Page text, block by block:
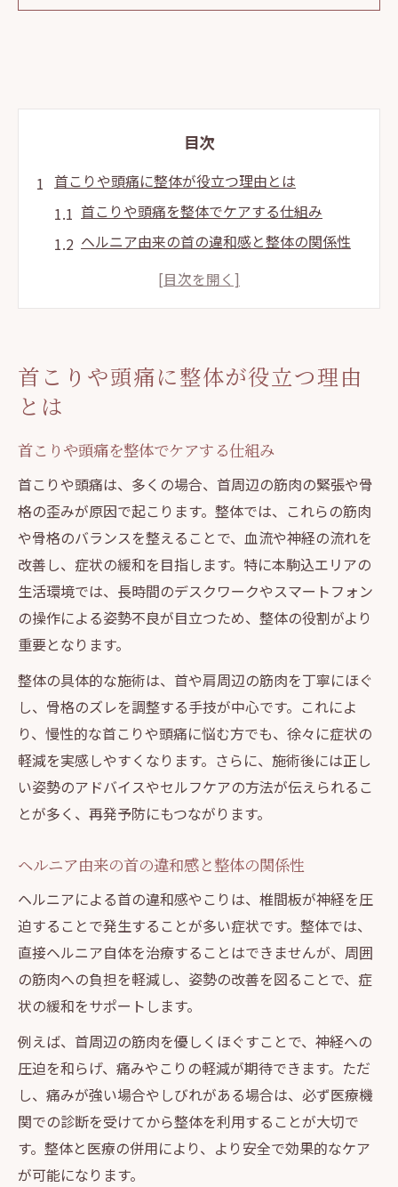
目次
首こりや頭痛に整体が役立つ理由とは
首こりや頭痛を整体でケアする仕組み
ヘルニア由来の首の違和感と整体の関係性
整体が慢性的な頭痛に与える効果と特徴
整体で首ヘルニアのつらさを和らげる方法
整体による首ヘルニア症状へのアプローチ
イント
頭痛や首の重だるさを和らげる整体施術
整体で筋肉や骨格を整えるケアの流れ
整体と鍼灸の併用による首の不調対策
ヘルニアによる首こり改善の整体体験談
整体体験者が語る首こり改善の変化
ヘルニア由来の首の痛みと整体の実感
慢性的な首こりに整体がもたらす安心感
整体とリラクゼーションの相乗効果とは
慢性的な首痛・頭痛に整体ができること
整体で慢性首痛と頭痛を緩和する方法
首こりが原因の頭痛対策に整体が有効な理
整体による姿勢調整で不調を軽減する秘訣
整体と訪問マッサージの違いと選び方
整体施術後のセルフケアの重要性を解説
首の不調を感じたら整体選びが重要な理由
首こりや頭痛改善には整体選びがカギ
整体院の施術方針で首のケアが変わる理由
整体選びで重視すべき施術内容と対応力
通いやすい整体院を見極めるチェックポイ
ント
本駒込で整体を活用した快適な日々への第一歩
首こりや頭痛に整体が役立つ理由
とは
首こりや頭痛を整体でケアする仕組み
首こりや頭痛は、多くの場合、首周辺の筋肉の緊張や骨
格の歪みが原因で起こります。整体では、これらの筋肉
や骨格のバランスを整えることで、血流や神経の流れを
改善し、症状の緩和を目指します。特に本駒込エリアの
生活環境では、長時間のデスクワークやスマートフォン
の操作による姿勢不良が目立つため、整体の役割がより
重要となります。
整体の具体的な施術は、首や肩周辺の筋肉を丁寧にほぐ
し、骨格のズレを調整する手技が中心です。これによ
り、慢性的な首こりや頭痛に悩む方でも、徐々に症状の
軽減を実感しやすくなります。さらに、施術後には正し
い姿勢のアドバイスやセルフケアの方法が伝えられるこ
とが多く、再発予防にもつながります。
ヘルニア由来の首の違和感と整体の関係性
ヘルニアによる首の違和感やこりは、椎間板が神経を圧
迫することで発生することが多い症状です。整体では、
直接ヘルニア自体を治療することはできませんが、周囲
の筋肉への負担を軽減し、姿勢の改善を図ることで、症
状の緩和をサポートします。
例えば、首周辺の筋肉を優しくほぐすことで、神経への
圧迫を和らげ、痛みやこりの軽減が期待できます。ただ
し、痛みが強い場合やしびれがある場合は、必ず医療機
関での診断を受けてから整体を利用することが大切で
す。整体と医療の併用により、より安全で効果的なケア
が可能になります。